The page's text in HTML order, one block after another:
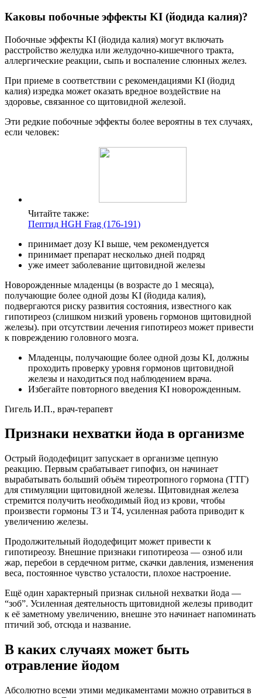
Каковы побочные эффекты KI (йодида калия)?
Побочные эффекты KI (йодида калия) могут включать
расстройство желудка или желудочно-кишечного тракта,
аллергические реакции, сыпь и воспаление слюнных желез.
При приеме в соответствии с рекомендациями KI (йодид
калия) изредка может оказать вредное воздействие на
здоровье, связанное со щитовидной железой.
Эти редкие побочные эффекты более вероятны в тех случаях,
если человек:
Читайте также:
Пептид HGH Frag (176-191)
принимает дозу KI выше, чем рекомендуется
принимает препарат несколько дней подряд
уже имеет заболевание щитовидной железы
Новорожденные младенцы (в возрасте до 1 месяца),
получающие более одной дозы KI (йодида калия),
подвергаются риску развития состояния, известного как
гипотиреоз (слишком низкий уровень гормонов щитовидной
железы). при отсутствии лечения гипотиреоз может привести
к повреждению головного мозга.
Младенцы, получающие более одной дозы KI, должны
проходить проверку уровня гормонов щитовидной
железы и находиться под наблюдением врача.
Избегайте повторного введения KI новорожденным.
Гигель И.П., врач-терапевт
Признаки нехватки йода в организме
Острый йододефицит запускает в организме цепную
реакцию. Первым срабатывает гипофиз, он начинает
вырабатывать больший объём тиреотропного гормона (ТТГ)
для стимуляции щитовидной железы. Щитовидная железа
стремится получить необходимый йод из крови, чтобы
произвести гормоны Т3 и Т4, усиленная работа приводит к
увеличению железы.
Продолжительный йододефицит может привести к
гипотиреозу. Внешние признаки гипотиреоза — озноб или
жар, перебои в сердечном ритме, скачки давления, изменения
веса, постоянное чувство усталости, плохое настроение.
Ещё один характерный признак сильной нехватки йода —
“зоб”. Усиленная деятельность щитовидной железы приводит
к её заметному увеличению, внешне это начинает напоминать
птичий зоб, отсюда и название.
В каких случаях может быть
отравление йодом
Абсолютно всеми этими медикаментами можно отравиться в